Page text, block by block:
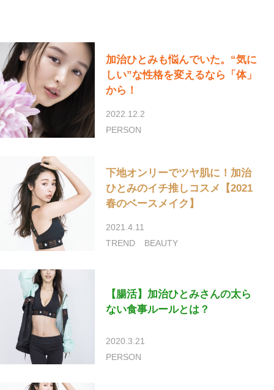
加治ひとみも悩んでいた。“気に
しい”な性格を変えるなら「体」
から！
2022.12.2
PERSON
下地オンリーでツヤ肌に！加治
ひとみのイチ推しコスメ【2021
春のベースメイク】
2021.4.11
TREND
BEAUTY
【腸活】加治ひとみさんの太ら
ない食事ルールとは？
2020.3.21
PERSON